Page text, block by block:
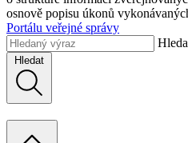
osnově popisu úkonů
Portálu veřejné správy
Hledat